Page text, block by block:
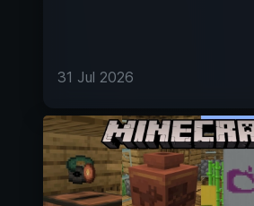
31 Jul 2026